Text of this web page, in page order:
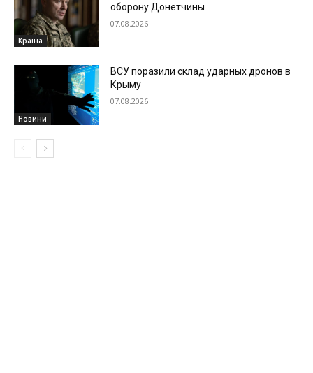
Країна
оборону Донетчины
07.08.2026
Новини
ВСУ поразили склад ударных дронов в
Крыму
07.08.2026